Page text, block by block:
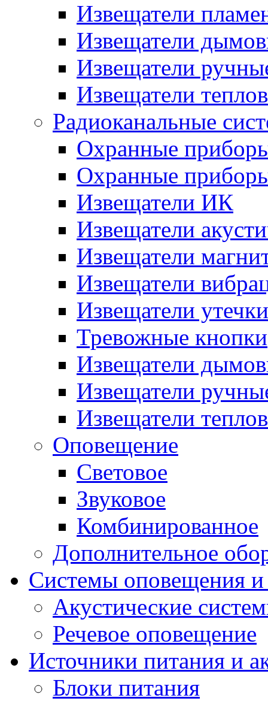
Извещатели
Извещатели
Извещатели
Извещатели
Радиоканальные
Охранные
Охранные
Извещатели ИК
Извещатели
Извещатели
Извещатели
Извещатели утечки
Тревожные кнопки
Извещатели
Извещатели
Извещатели
Оповещение
Световое
Звуковое
Комбинированное
Дополнительное
Системы оповещения и
Акустические
Речевое оповещение
Источники питания и
Блоки питания